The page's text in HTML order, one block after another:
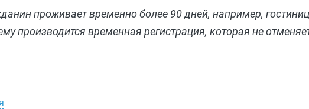
проживает временно более 90 дней, например,
производится временная регистрация, которая не